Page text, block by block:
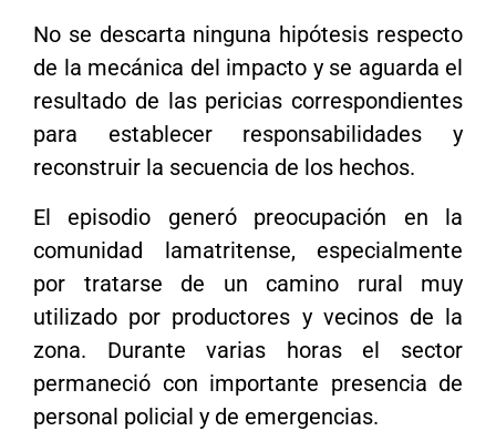
No se descarta ninguna hipótesis respecto
de la mecánica del impacto y se aguarda el
resultado de las pericias correspondientes
para establecer responsabilidades y
reconstruir la secuencia de los hechos.
El episodio generó preocupación en la
comunidad lamatritense, especialmente
por tratarse de un camino rural muy
utilizado por productores y vecinos de la
zona. Durante varias horas el sector
permaneció con importante presencia de
personal policial y de emergencias.